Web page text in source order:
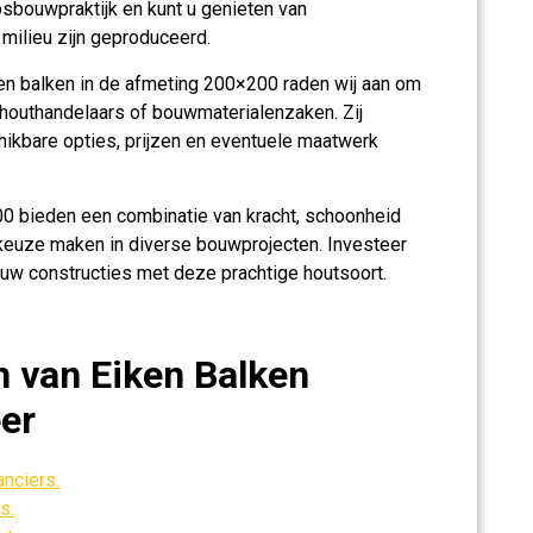
en kunt u genieten van
zijn geproduceerd.
balken in de afmeting 200×200 raden wij aan om
of bouwmaterialenzaken. Zij
opties, prijzen en eventuele maatwerk
bieden een combinatie van kracht, schoonheid
maken in diverse bouwprojecten. Investeer
constructies met deze prachtige houtsoort.
van Eiken Balken